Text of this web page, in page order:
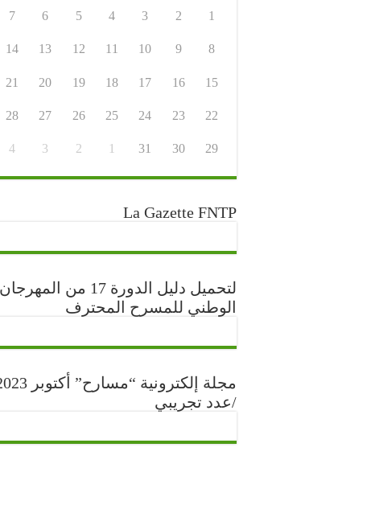
1
2
3
4
5
6
7
8
9
10
11
12
13
14
15
16
17
18
19
20
21
22
23
24
25
26
27
28
29
30
31
1
2
3
4
La Gazette FNTP
لتحميل دليل الدورة 17 من المهرجان
الوطني للمسرح المحترف
مجلة إلكترونية “مسارح”
/عدد تجريبي